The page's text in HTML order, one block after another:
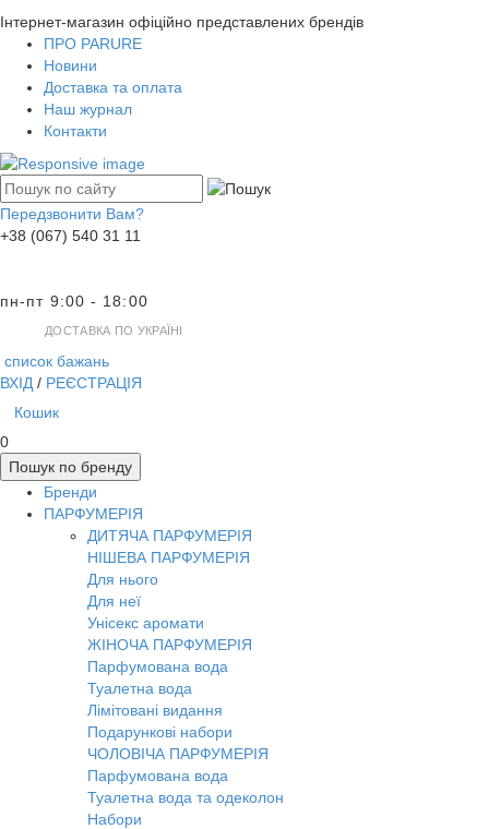
Інтернет-магазин офіційно представлених брендів
ПРО PARURE
Новини
Доставка та оплата
Наш журнал
Контакти
Передзвонити Вам?
+38 (067) 540 31 11
пн-пт 9:00 - 18:00
ДОСТАВКА ПО УКРАЇНІ
список бажань
ВХІД / РЕЄСТРАЦІЯ
Кошик
0
Пошук по бренду
Бренди
ПАРФУМЕРІЯ
ДИТЯЧА ПАРФУМЕРІЯ
НІШЕВА ПАРФУМЕРІЯ
Для нього
Для неї
Унісекс аромати
ЖІНОЧА ПАРФУМЕРІЯ
Парфумована вода
Туалетна вода
Лімітовані видання
Подарункові набори
ЧОЛОВІЧА ПАРФУМЕРІЯ
Парфумована вода
Туалетна вода та одеколон
Набори